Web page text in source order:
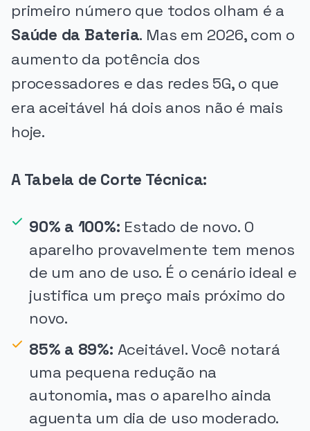
primeiro número que todos olham é a
Saúde da Bateria. Mas em 2026, com o
aumento da potência dos
processadores e das redes 5G, o que
era aceitável há dois anos não é mais
hoje.
A Tabela de Corte Técnica:
90% a 100%: Estado de novo. O
aparelho provavelmente tem menos
de um ano de uso. É o cenário ideal e
justifica um preço mais próximo do
novo.
85% a 89%: Aceitável. Você notará
uma pequena redução na
autonomia, mas o aparelho ainda
aguenta um dia de uso moderado.